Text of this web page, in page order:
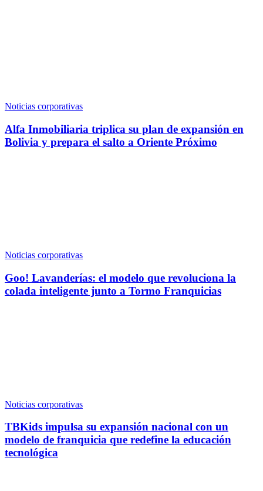
Noticias corporativas
Alfa Inmobiliaria triplica su plan de expansión en
Bolivia y prepara el salto a Oriente Próximo
Noticias corporativas
Goo! Lavanderías: el modelo que revoluciona la
colada inteligente junto a Tormo Franquicias
Noticias corporativas
TBKids impulsa su expansión nacional con un
modelo de franquicia que redefine la educación
tecnológica